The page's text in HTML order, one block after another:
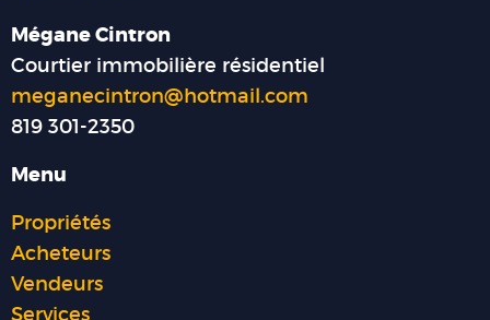
Mégane Cintron
Courtier immobilière résidentiel
meganecintron@hotmail.com
819 301-2350
Menu
Propriétés
Acheteurs
Vendeurs
Services